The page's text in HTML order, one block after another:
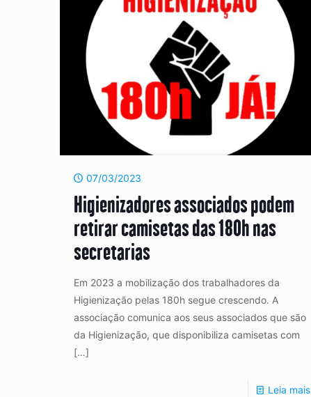
07/03/2023
Higienizadores associados podem
retirar camisetas das 180h nas
secretarias
Em 2023 a mobilização dos trabalhadores da
Higienização pelas 180h segue crescendo. A
associação comunica aos seus associados que são
da Higienização, que disponibiliza camisetas com
[…]
Leia mais